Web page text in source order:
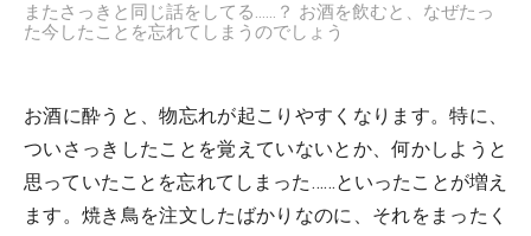
またさっきと同じ話をしてる……？ お酒を飲むと、なぜたっ
た今したことを忘れてしまうのでしょう
お酒に酔うと、物忘れが起こりやすくなります。特に、
ついさっきしたことを覚えていないとか、何かしようと
思っていたことを忘れてしまった……といったことが増え
ます。焼き鳥を注文したばかりなのに、それをまったく